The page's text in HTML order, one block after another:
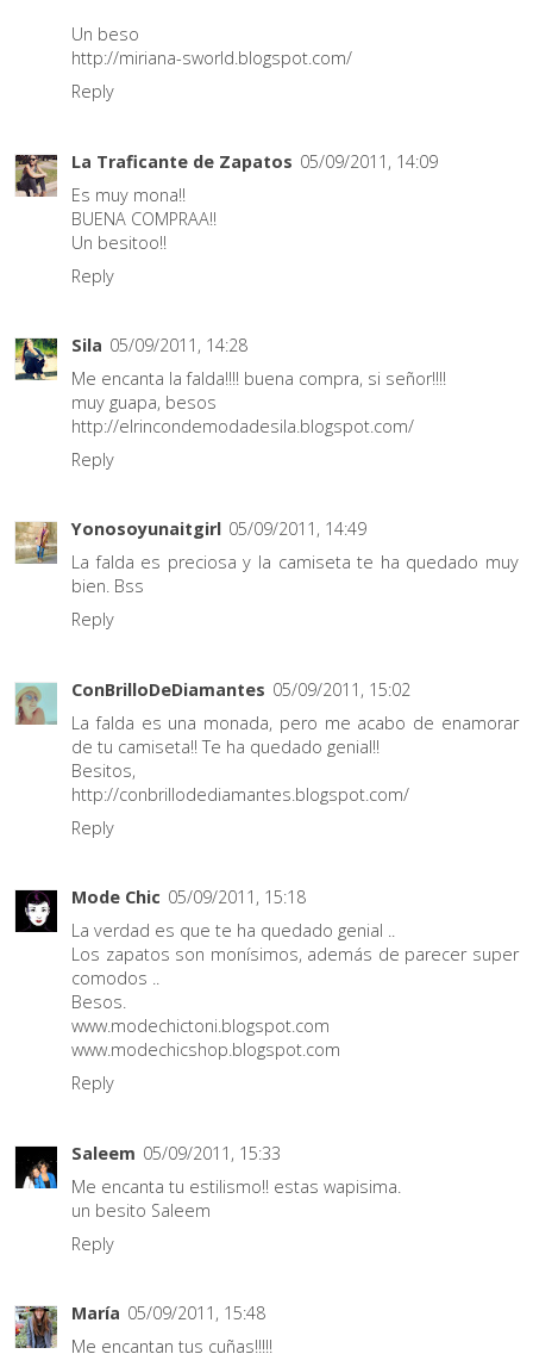
Un beso
http://miriana-sworld.blogspot.com/
Reply
La Traficante de Zapatos 05/09/2011, 14:09
Es muy mona!!
BUENA COMPRAA!!
Un besitoo!!
Reply
Sila 05/09/2011, 14:28
Me encanta la falda!!!! buena compra, si señor!!!!
muy guapa, besos
http://elrincondemodadesila.blogspot.com/
Reply
Yonosoyunaitgirl 05/09/2011, 14:49
La falda es preciosa y la camiseta te ha quedado muy
bien. Bss
Reply
ConBrilloDeDiamantes 05/09/2011, 15:02
La falda es una monada, pero me acabo de enamorar
de tu camiseta!! Te ha quedado genial!!
Besitos,
http://conbrillodediamantes.blogspot.com/
Reply
Mode Chic 05/09/2011, 15:18
La verdad es que te ha quedado genial ..
Los zapatos son monísimos, además de parecer super
comodos ..
Besos.
www.modechictoni.blogspot.com
www.modechicshop.blogspot.com
Reply
Saleem 05/09/2011, 15:33
Me encanta tu estilismo!! estas wapisima.
un besito Saleem
Reply
María 05/09/2011, 15:48
Me encantan tus cuñas!!!!!